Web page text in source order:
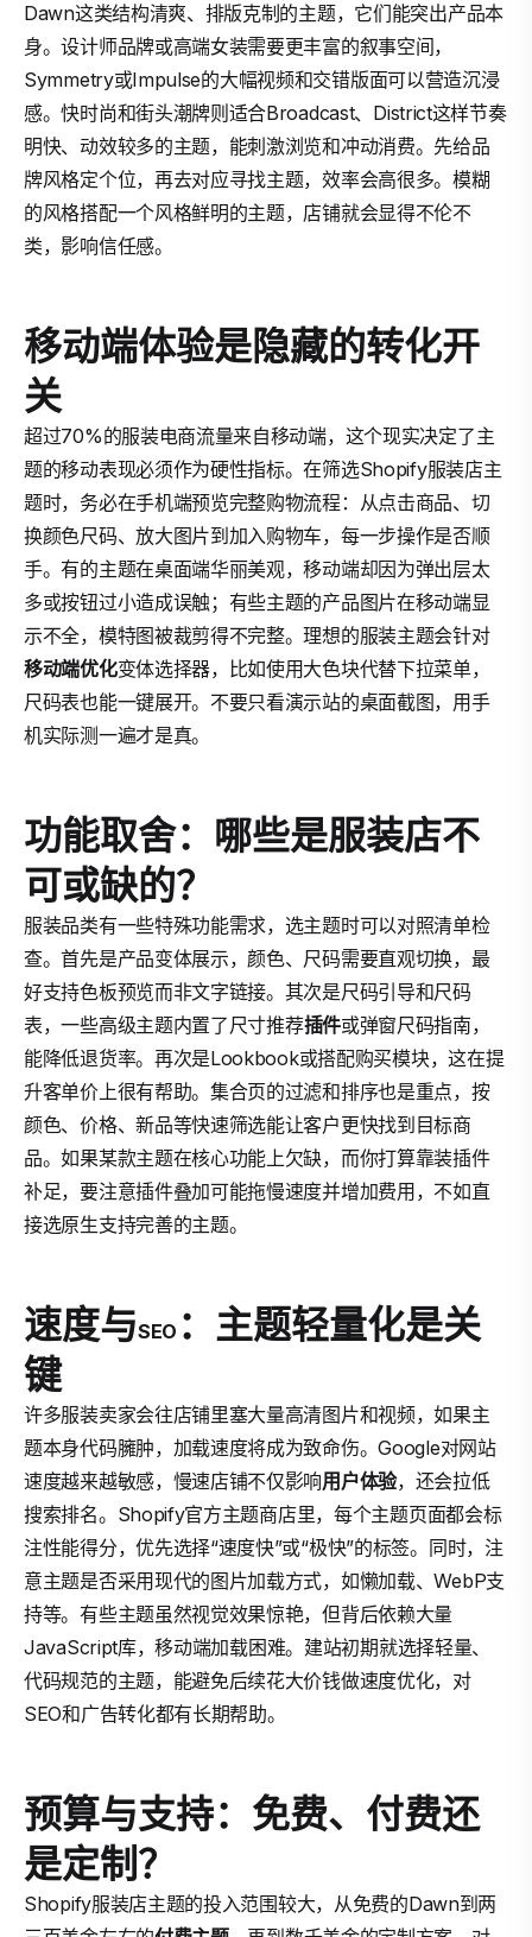
Dawn这类结构清爽、排版克制的主题，它们能突出产品本
身。设计师品牌或高端女装需要更丰富的叙事空间，
Symmetry或Impulse的大幅视频和交错版面可以营造沉浸
感。快时尚和街头潮牌则适合Broadcast、District这样节奏
明快、动效较多的主题，能刺激浏览和冲动消费。先给品
牌风格定个位，再去对应寻找主题，效率会高很多。模糊
的风格搭配一个风格鲜明的主题，店铺就会显得不伦不
类，影响信任感。
移动端体验是隐藏的转化开
关
超过70%的服装电商流量来自移动端，这个现实决定了主
题的移动表现必须作为硬性指标。在筛选Shopify服装店主
题时，务必在手机端预览完整购物流程：从点击商品、切
换颜色尺码、放大图片到加入购物车，每一步操作是否顺
手。有的主题在桌面端华丽美观，移动端却因为弹出层太
多或按钮过小造成误触；有些主题的产品图片在移动端显
示不全，模特图被裁剪得不完整。理想的服装主题会针对
移动端优化变体选择器，比如使用大色块代替下拉菜单，
尺码表也能一键展开。不要只看演示站的桌面截图，用手
机实际测一遍才是真。
功能取舍：哪些是服装店不
可或缺的？
服装品类有一些特殊功能需求，选主题时可以对照清单检
查。首先是产品变体展示，颜色、尺码需要直观切换，最
好支持色板预览而非文字链接。其次是尺码引导和尺码
表，一些高级主题内置了尺寸推荐插件或弹窗尺码指南，
能降低退货率。再次是Lookbook或搭配购买模块，这在提
升客单价上很有帮助。集合页的过滤和排序也是重点，按
颜色、价格、新品等快速筛选能让客户更快找到目标商
品。如果某款主题在核心功能上欠缺，而你打算靠装插件
补足，要注意插件叠加可能拖慢速度并增加费用，不如直
接选原生支持完善的主题。
速度与SEO ：主题轻量化是关
键
许多服装卖家会往店铺里塞大量高清图片和视频，如果主
题本身代码臃肿，加载速度将成为致命伤。Google对网站
速度越来越敏感，慢速店铺不仅影响用户体验，还会拉低
搜索排名。Shopify官方主题商店里，每个主题页面都会标
注性能得分，优先选择“速度快”或“极快”的标签。同时，注
意主题是否采用现代的图片加载方式，如懒加载、WebP支
持等。有些主题虽然视觉效果惊艳，但背后依赖大量
JavaScript库，移动端加载困难。建站初期就选择轻量、
代码规范的主题，能避免后续花大价钱做速度优化，对
SEO和广告转化都有长期帮助。
预算与支持：免费、付费还
是定制？
Shopify服装店主题的投入范围较大，从免费的Dawn到两